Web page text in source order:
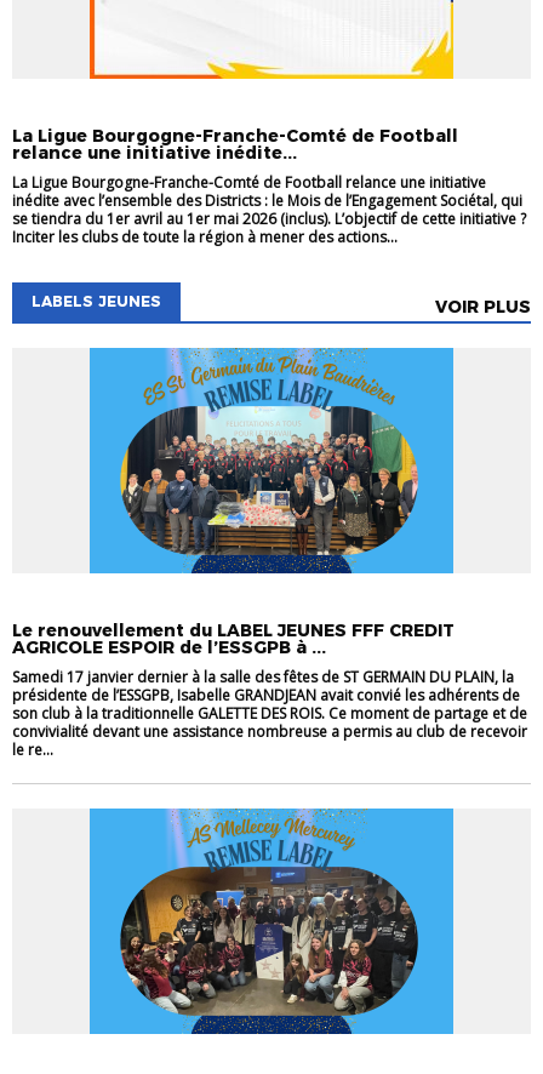
La Ligue Bourgogne-Franche-Comté de Football
relance une initiative inédite...
La Ligue Bourgogne-Franche-Comté de Football relance une initiative
inédite avec l’ensemble des Districts : le Mois de l’Engagement Sociétal, qui
se tiendra du 1er avril au 1er mai 2026 (inclus). L’objectif de cette initiative ?
Inciter les clubs de toute la région à mener des actions...
LABELS JEUNES VOIR PLUS
Le renouvellement du LABEL JEUNES FFF CREDIT
AGRICOLE ESPOIR de l’ESSGPB à ...
Samedi 17 janvier dernier à la salle des fêtes de ST GERMAIN DU PLAIN, la
présidente de l’ESSGPB, Isabelle GRANDJEAN avait convié les adhérents de
son club à la traditionnelle GALETTE DES ROIS. Ce moment de partage et de
convivialité devant une assistance nombreuse a permis au club de recevoir
le re...